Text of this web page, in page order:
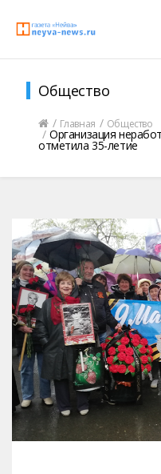
Общество
Главная Общество
Организация
отметила 35-летие